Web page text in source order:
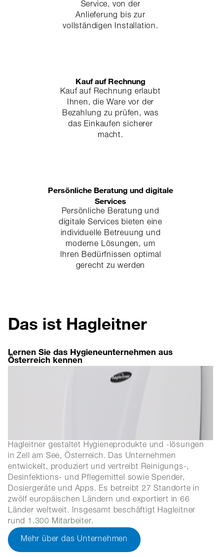
Service, von der
Anlieferung bis zur
vollständigen Installation.
Kauf auf Rechnung
Kauf auf Rechnung erlaubt
Ihnen, die Ware vor der
Bezahlung zu prüfen, was
das Einkaufen sicherer
macht.
Persönliche Beratung und digitale
Services
Persönliche Beratung und
digitale Services bieten eine
individuelle Betreuung und
moderne Lösungen, um
Ihren Bedürfnissen optimal
gerecht zu werden
Das ist Hagleitner
Lernen Sie das Hygieneunternehmen aus
Österreich kennen
Hagleitner gestaltet Hygieneprodukte und -lösungen
in Zell am See, Österreich. Das Unternehmen
entwickelt, produziert und vertreibt Reinigungs-,
Desinfektions- und Pflegemittel sowie Spender,
Dosiergeräte und Apps. Es betreibt 27 Standorte in
zwölf europäischen Ländern und exportiert in 66
Länder weltweit. Insgesamt beschäftigt Hagleitner
rund 1.300 Mitarbeiter.
Mehr über das Unternehmen